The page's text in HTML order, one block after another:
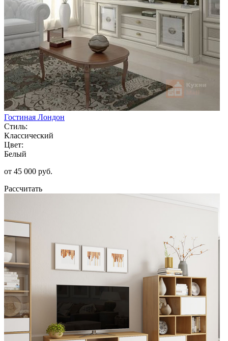
Гостиная Лондон
Стиль:
Классический
Цвет:
Белый
от 45 000 руб.
Рассчитать